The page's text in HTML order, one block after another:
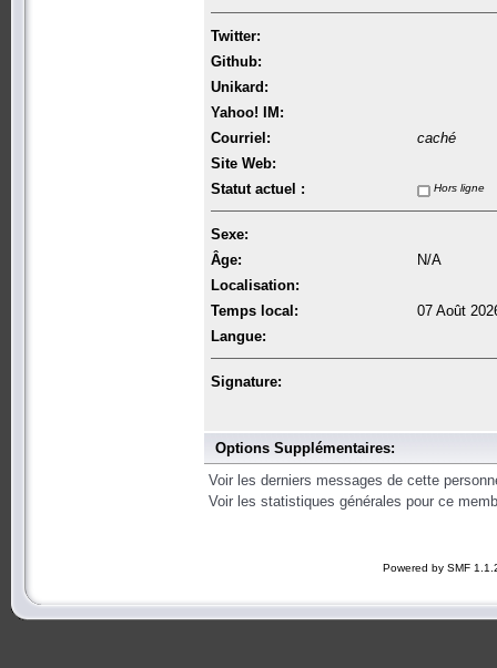
Twitter:
Github:
Unikard:
Yahoo! IM:
Courriel:
caché
Site Web:
Statut actuel :
Hors ligne
Sexe:
Âge:
N/A
Localisation:
Temps local:
07 Août
Langue:
Signature:
Options Supplémentaires:
Voir les derniers messages de cette
Voir les statistiques générales pour ce
Powered by SMF